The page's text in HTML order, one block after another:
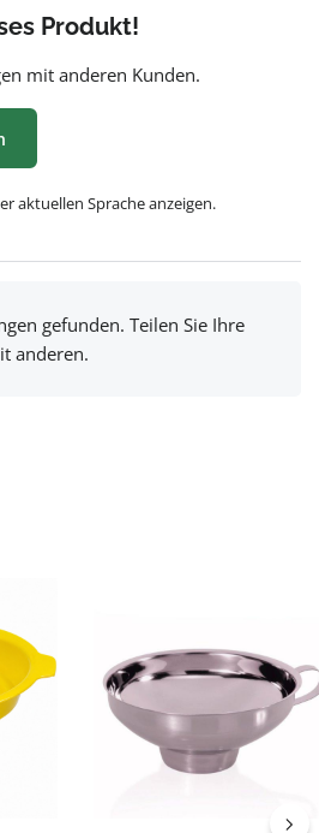
Produkt!
mit anderen Kunden.
aktuellen Sprache anzeigen.
gefunden. Teilen Sie Ihre
anderen.